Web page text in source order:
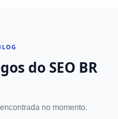
do SEO BR
no momento.